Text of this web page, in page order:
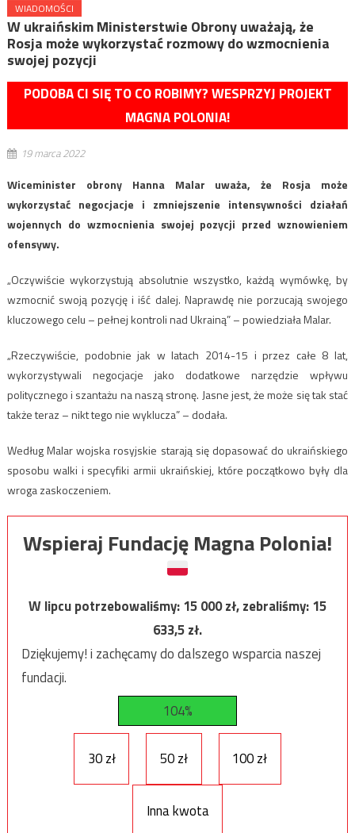
WIADOMOŚCI
W ukraińskim Ministerstwie Obrony uważają, że ​​
Rosja może wykorzystać rozmowy do wzmocnienia
swojej pozycji
PODOBA CI SIĘ TO CO ROBIMY? WESPRZYJ PROJEKT
MAGNA POLONIA!
19 marca 2022
Wiceminister obrony Hanna Malar uważa, że ​​Rosja może
wykorzystać negocjacje i zmniejszenie intensywności działań
wojennych do wzmocnienia swojej pozycji przed wznowieniem
ofensywy.
„Oczywiście wykorzystują absolutnie wszystko, każdą wymówkę, by
wzmocnić swoją pozycję i iść dalej. Naprawdę nie porzucają swojego
kluczowego celu – pełnej kontroli nad Ukrainą” – powiedziała Malar.
„Rzeczywiście, podobnie jak w latach 2014-15 i przez całe 8 lat,
wykorzystywali negocjacje jako dodatkowe narzędzie wpływu
politycznego i szantażu na naszą stronę. Jasne jest, że może się tak stać
także teraz – nikt tego nie wyklucza” – dodała.
Według Malar wojska rosyjskie starają się dopasować do ukraińskiego
sposobu walki i specyfiki armii ukraińskiej, które początkowo były dla
wroga zaskoczeniem.
Wspieraj Fundację Magna Polonia!
W lipcu potrzebowaliśmy:15 000zł, zebraliśmy:15
633,5zł.
Dziękujemy! i zachęcamy do dalszego wsparcia naszej
fundacji.
104%
30 zł 50 zł 100 zł
Inna kwota